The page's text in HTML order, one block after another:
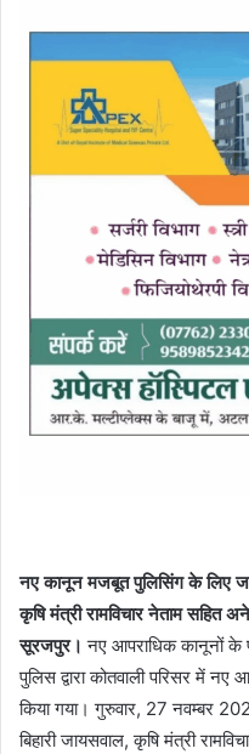
नए कानून मजबूत पुलिसिंग के लिए
कृषि मंत्री रामविचार नेताम सहित
सूरजपुर। नए आपराधिक कानूनों के
पुलिस द्वारा कोतवाली परिसर में
किया गया। गुरुवार, 27 नवम्बर
बिहारी जायसवाल, कृषि मंत्री